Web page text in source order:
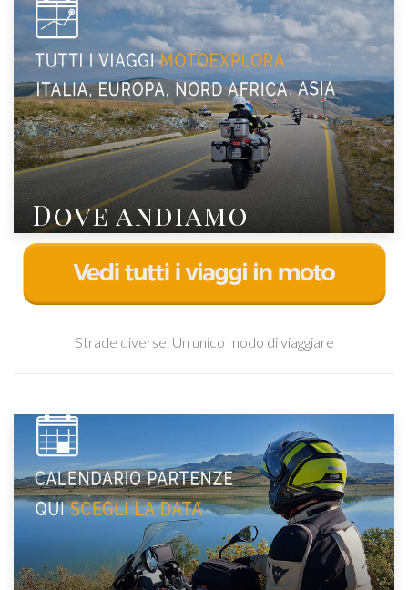
Dove andiamo
Strade diverse. Un unico modo di viaggiare